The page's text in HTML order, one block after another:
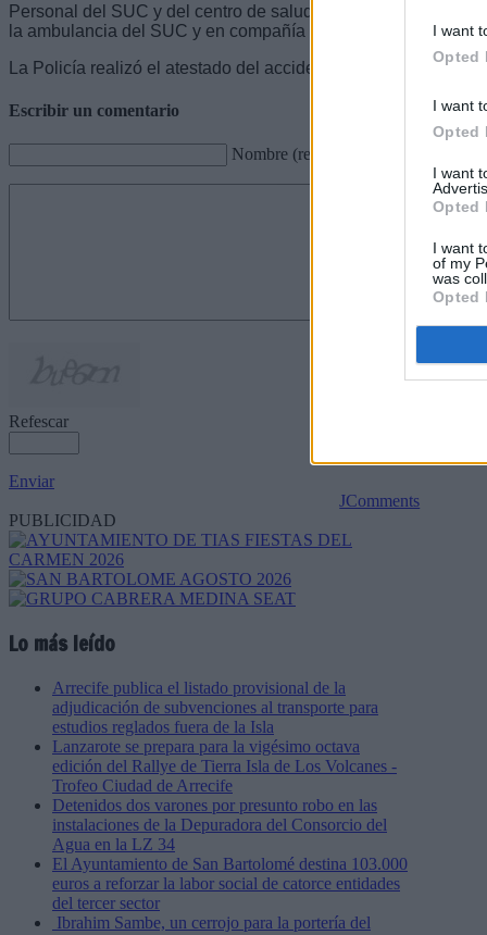
I want
Opted
I want
Opted
I want
Opted
I want
of my
was
Opted
Personal del SUC y del centro de salud asistieron al
la ambulancia del SUC y en compañía del equipo médico de
La Policía realizó el atestado del accidente.
Escribir un comentario
Nombre (requerido)
Refescar
Enviar
JComments
PUBLICIDAD
Lo más leído
Arrecife publica el listado provisional de la
adjudicación de subvenciones al transporte para
estudios reglados fuera de la Isla
Lanzarote se prepara para la vigésimo octava
edición del Rallye de Tierra Isla de Los Volcanes -
Trofeo Ciudad de Arrecife
Detenidos dos varones por presunto robo en las
instalaciones de la Depuradora del Consorcio del
Agua en la LZ 34
El Ayuntamiento de San Bartolomé destina 103.000
euros a reforzar la labor social de catorce entidades
del tercer sector
Ibrahim Sambe, un cerrojo para la portería del